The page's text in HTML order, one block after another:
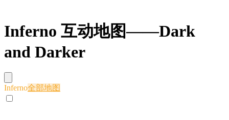
Inferno 互动地图——Dark
and Darker
Inferno全部地图